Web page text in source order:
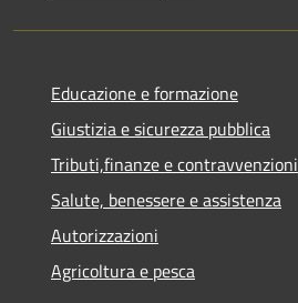
Educazione e formazione
Giustizia e sicurezza pubblica
Tributi,finanze e contravvenzioni
Salute, benessere e assistenza
Autorizzazioni
Agricoltura e pesca